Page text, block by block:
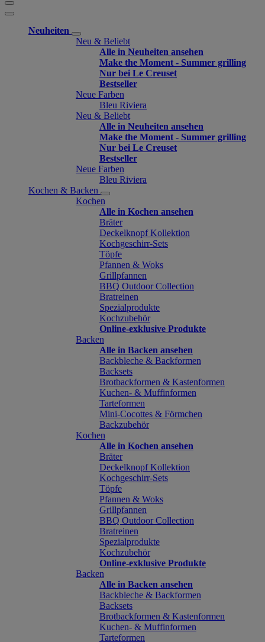
Neuheiten
Neu & Beliebt
Alle in Neuheiten ansehen
Make the Moment - Summer grilling
Nur bei Le Creuset
Bestseller
Neue Farben
Bleu Riviera
Neu & Beliebt
Alle in Neuheiten ansehen
Make the Moment - Summer grilling
Nur bei Le Creuset
Bestseller
Neue Farben
Bleu Riviera
Kochen & Backen
Kochen
Alle in Kochen ansehen
Bräter
Deckelknopf Kollektion
Kochgeschirr-Sets
Töpfe
Pfannen & Woks
Grillpfannen
BBQ Outdoor Collection
Bratreinen
Spezialprodukte
Kochzubehör
Online-exklusive Produkte
Backen
Alle in Backen ansehen
Backbleche & Backformen
Backsets
Brotbackformen & Kastenformen
Kuchen- & Muffinformen
Tarteformen
Mini-Cocottes & Förmchen
Backzubehör
Kochen
Alle in Kochen ansehen
Bräter
Deckelknopf Kollektion
Kochgeschirr-Sets
Töpfe
Pfannen & Woks
Grillpfannen
BBQ Outdoor Collection
Bratreinen
Spezialprodukte
Kochzubehör
Online-exklusive Produkte
Backen
Alle in Backen ansehen
Backbleche & Backformen
Backsets
Brotbackformen & Kastenformen
Kuchen- & Muffinformen
Tarteformen